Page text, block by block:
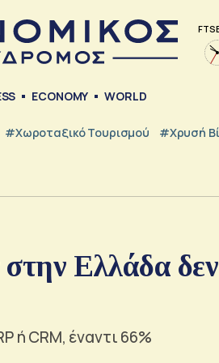
ECONOMY WORLD
#Χωροταξικό Τουρισμού #Χρυσή
Ελλάδα δεν
ή CRM, έναντι 66%